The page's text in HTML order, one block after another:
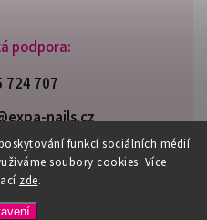
funkcí sociálních médií
soubory cookies. Více
zde.
podpora:
724 707
nails.cz
. Všechna práva vyhrazena.